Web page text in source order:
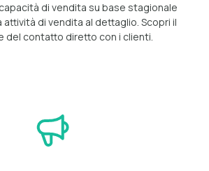
di vendita su base stagionale
attività di vendita al dettaglio. Scopri il
del contatto diretto con i clienti.